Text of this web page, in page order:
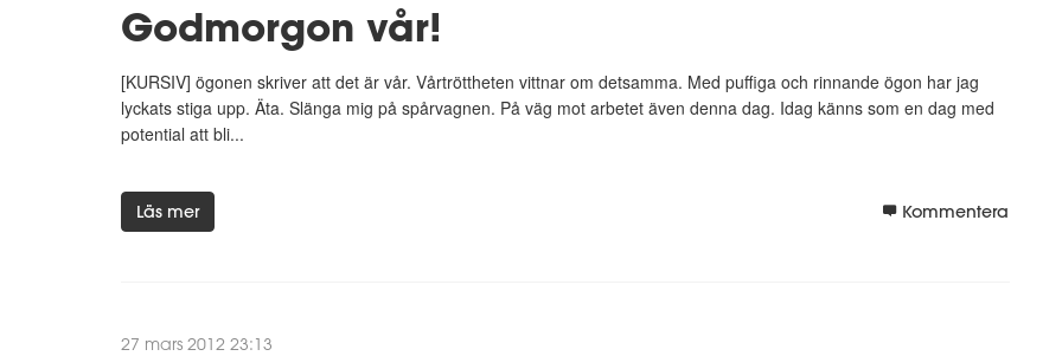
Godmorgon vår!
[KURSIV] ögonen skriver att det är vår. Vårtröttheten vittnar om detsamma. Med puffiga och rinnande ögon har jag
lyckats stiga upp. Äta. Slänga mig på spårvagnen. På väg mot arbetet även denna dag. Idag känns som en dag med
potential att bli...
Läs mer Kommentera
27 mars 2012 23:13